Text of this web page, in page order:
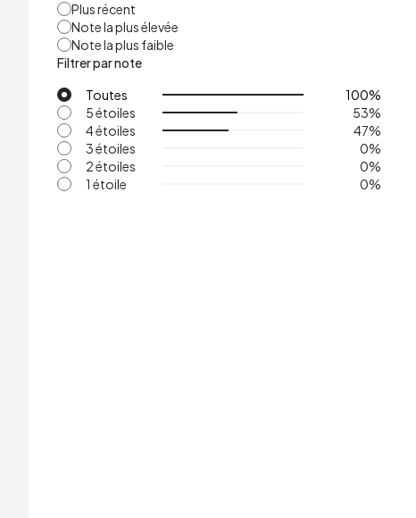
Plus récent
Note la plus élevée
Note la plus faible
Filtrer par note
Toutes
100%
5 étoiles
53%
4 étoiles
47%
3 étoiles
0%
2 étoiles
0%
1 étoile
0%